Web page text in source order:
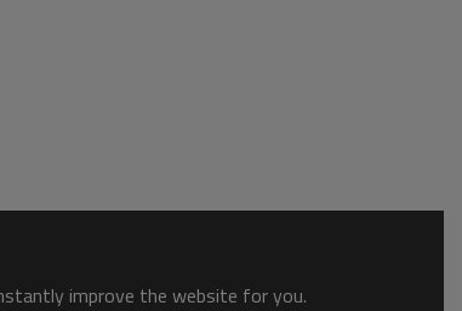
improve the website for you.